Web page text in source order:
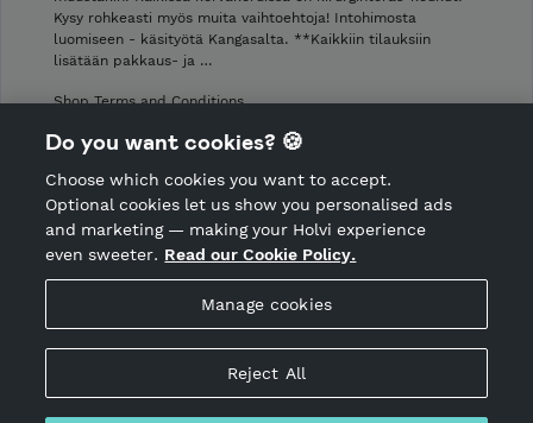
Hosted by Holvi
Holvi Payment Services Ltd is regulated by the Financial
Kysy rohkeasti myös muita vaihtoehtoja! Intohimosta
luomiseen - käsityötä Kangasalta. **Kaikkiin tilauksiin
lisätään pakkaus- ja …
Shop Terms and Conditions
Cancellation policy
CANCEL ORDER
Do you want cookies? 🍪
Choose which cookies you want to accept.
Optional cookies let us show you personalised ads
and marketing — making your Holvi experience
even sweeter. Read our Cookie Policy.
Manage cookies
Reject All